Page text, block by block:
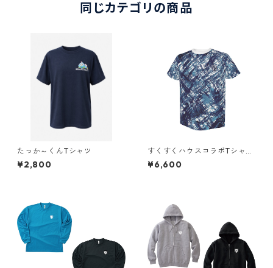
同じカテゴリの商品
たっか～くんTシャツ
¥2,800
すくすくハウスコラボTシャツ
（選手着用モデル）
¥6,600